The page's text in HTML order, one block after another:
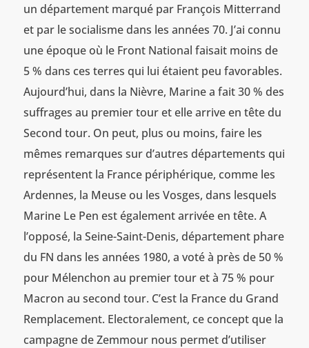
un département marqué par François Mitterrand
et par le socialisme dans les années 70. J’ai connu
une époque où le Front National faisait moins de
5 % dans ces terres qui lui étaient peu favorables.
Aujourd’hui, dans la Nièvre, Marine a fait 30 % des
suffrages au premier tour et elle arrive en tête du
Second tour. On peut, plus ou moins, faire les
mêmes remarques sur d’autres départements qui
représentent la France périphérique, comme les
Ardennes, la Meuse ou les Vosges, dans lesquels
Marine Le Pen est également arrivée en tête. A
l’opposé, la Seine-Saint-Denis, département phare
du FN dans les années 1980, a voté à près de 50 %
pour Mélenchon au premier tour et à 75 % pour
Macron au second tour. C’est la France du Grand
Remplacement. Electoralement, ce concept que la
campagne de Zemmour nous permet d’utiliser